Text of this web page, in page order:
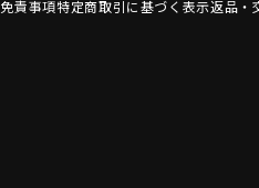
免責事項特定商取引に基づく表示返品・